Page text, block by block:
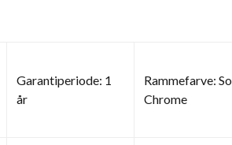
Garantiperiode: 1
år
Rammefarve:
Chrome